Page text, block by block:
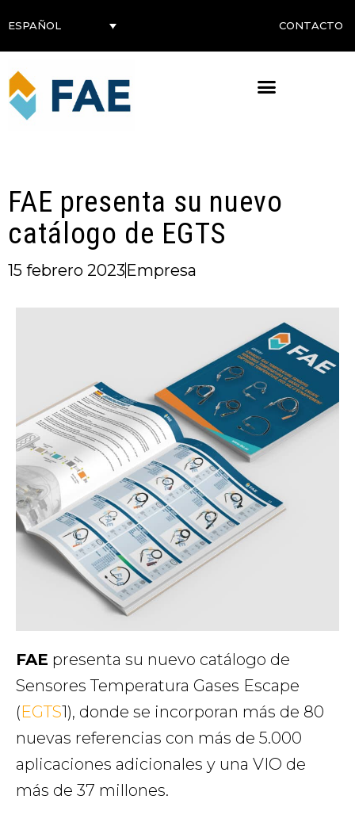
ESPAÑOL CONTACTO
FAE presenta su nuevo
catálogo de EGTS
15 febrero 2023Empresa
FAE presenta su nuevo catálogo de
Sensores Temperatura Gases Escape
(EGTS1), donde se incorporan más de 80
nuevas referencias con más de 5.000
aplicaciones adicionales y una VIO de
más de 37 millones.